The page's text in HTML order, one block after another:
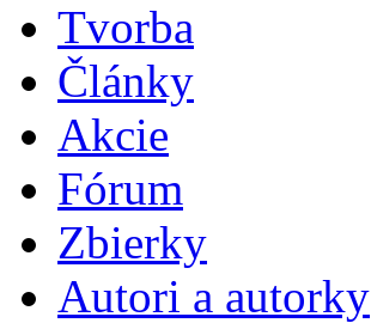
Tvorba
Články
Akcie
Fórum
Zbierky
Autori a autorky